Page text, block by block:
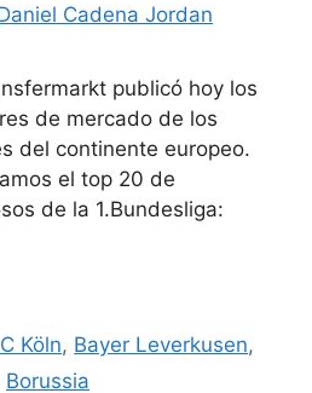
Cadena Jordan
publicó hoy los
de mercado de los
del continente europeo.
el top 20 de
de la 1.Bundesliga:
Köln, Bayer Leverkusen,
Borussia